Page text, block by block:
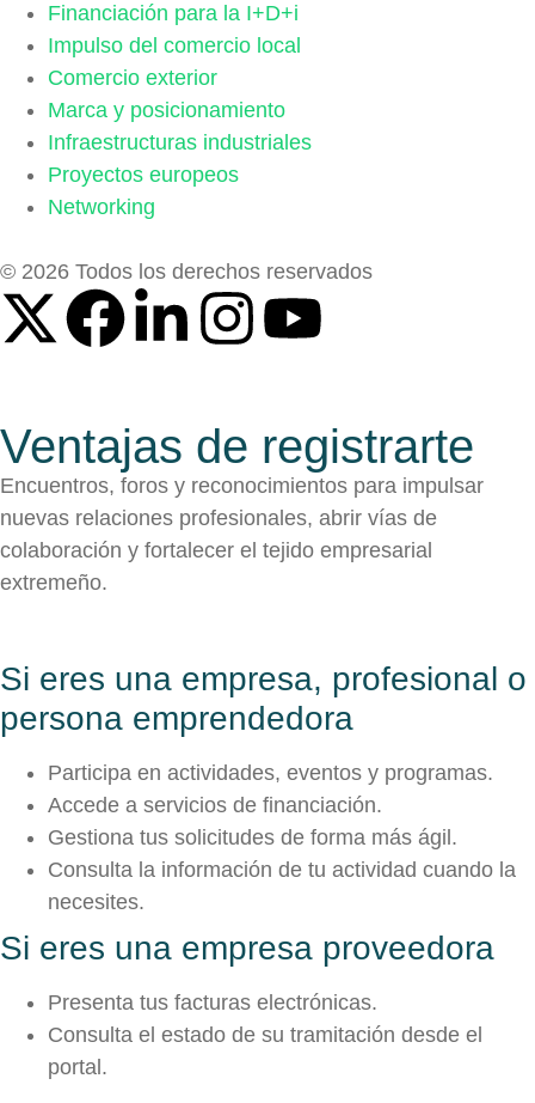
Financiación para la I+D+i
Impulso del comercio local
Comercio exterior
Marca y posicionamiento
Infraestructuras industriales
Proyectos europeos
Networking
© 2026 Todos los derechos reservados
Ventajas de registrarte
Encuentros, foros y reconocimientos para impulsar
nuevas relaciones profesionales, abrir vías de
colaboración y fortalecer el tejido empresarial
extremeño.
Si eres una empresa, profesional o
persona emprendedora
Participa en actividades, eventos y programas.
Accede a servicios de financiación.
Gestiona tus solicitudes de forma más ágil.
Consulta la información de tu actividad cuando la
necesites.
Si eres una empresa proveedora
Presenta tus facturas electrónicas.
Consulta el estado de su tramitación desde el
portal.